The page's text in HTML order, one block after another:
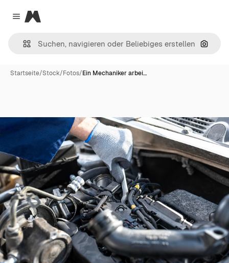
Close menu
Magnific
Nach
Startseite/Stock/Fotos/Ein Mechaniker arbei…